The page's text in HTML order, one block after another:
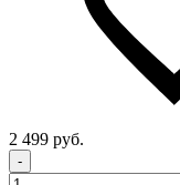
2 499 руб.
-